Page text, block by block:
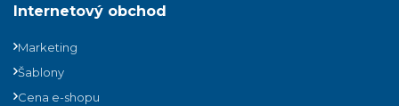
Internetový obchod
Marketing
Šablony
Cena e-shopu